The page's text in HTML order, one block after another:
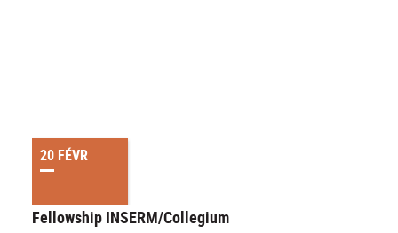
20 FÉVR
Fellowship INSERM/Collegium